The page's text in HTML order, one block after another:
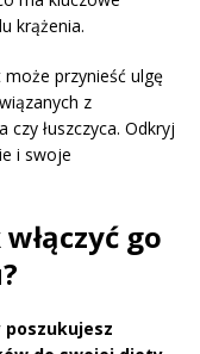
krążenia.
przynieść ulgę
z
łuszczyca. Odkryj
i swoje
go